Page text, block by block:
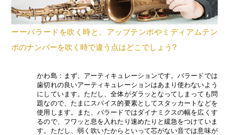
ーーバラードを吹く時と、アップテンポやミディアムテン
ポのナンバーを吹く時で違う点はどこでしょう?
かわ島：まず、アーティキュレーションです。バラードでは
歯切れの良いアーティキュレーションはあまり使わないよう
にしています。ただし、全体がダラッとなってしまっても問
題なので、たまにスパイス的要素としてスタッカートなどを
使用します。また、バラードではダイナミクスの幅を広くす
るので、フワッと息を入れたり速めたりと緩急をつけていま
す。ただし、弱く吹いたからといって芯がない音では意味が